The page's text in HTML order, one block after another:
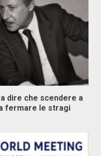
dire che scendere a
fermare le stragi